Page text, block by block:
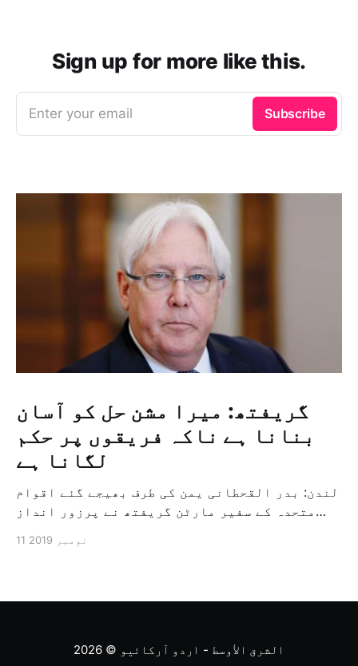
Sign up for more like this.
Enter your email Subscribe
گریفتھ: میرا مشن حل کو آسان
بنانا ہے ناکہ فریقوں پر حکم
لگانا ہے
لندن: بدر القحطانی یمن کی طرف بھیجے گئے اقوام
متحدہ کے سفیر مارٹن گریفتھ نے پرزور انداز
ثالثی اور اس کشمکش کی حدبندی کرنے کے لئے ایک
11 نومبر 2019
الشرق الأوسط - اردو آرکائیو © 2026